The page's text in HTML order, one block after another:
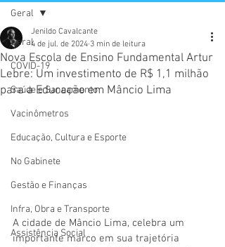
Geral
COVID-19
Saúde e Saneamento
Vacinômetros
Educação, Cultura e Esporte
No Gabinete
Gestão e Finanças
Infra, Obra e Transporte
Assistência Social
Geral
Nova Escola de Ensino Fundamental Artur
Lebre: Um investimento de R$ 1,1 milhão
para a Educação em Mâncio Lima
Jenildo Cavalcante
4 de jul. de 2024 3 min de leitura
A cidade de Mâncio Lima, celebra um
importante marco em sua trajetória